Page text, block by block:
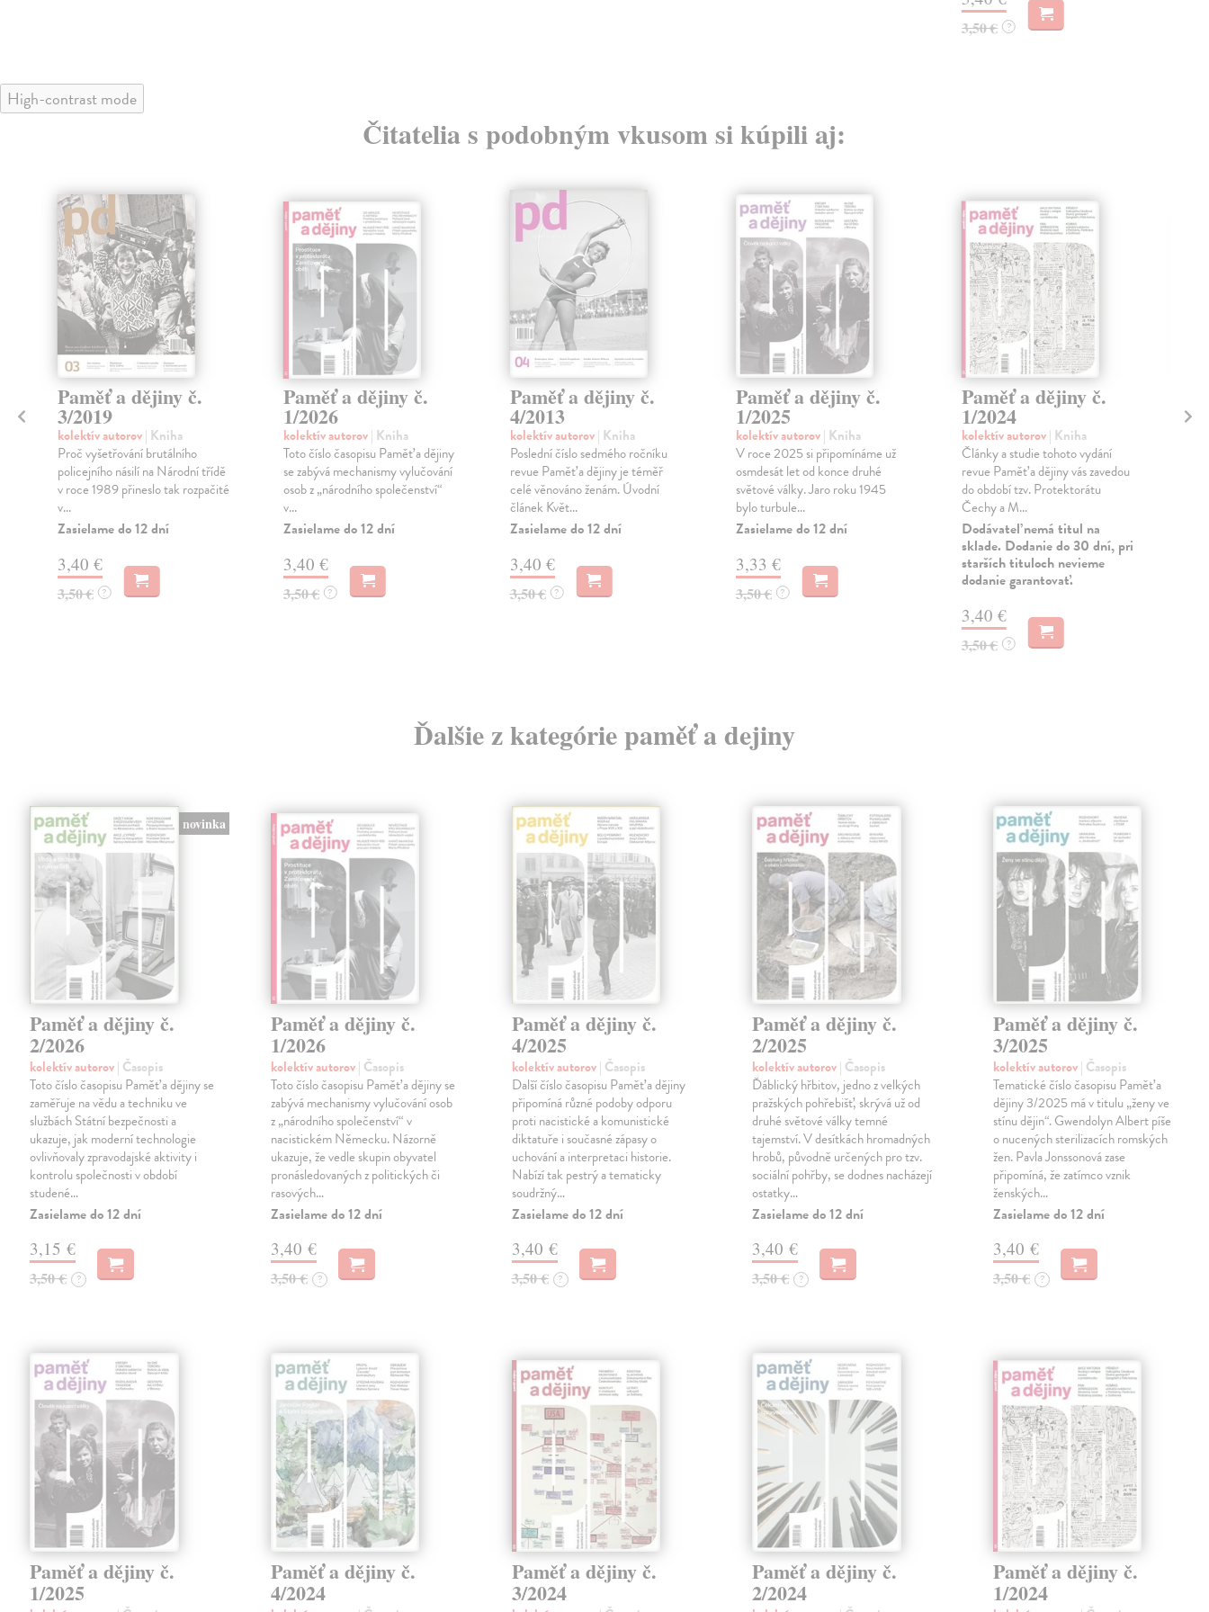
3,50 € ?
High-contrast mode
Čitatelia s podobným vkusom si kúpili aj:
Paměť a dějiny č.
3/2019
kolektív autorov| Kniha
Proč vyšetřování brutálního
policejního násilí na Národní třídě
v roce 1989 přineslo tak rozpačité
v...
Zasielame do 12 dní
3,40 €
3,50 € ?
Paměť a dějiny č.
1/2026
kolektív autorov| Kniha
Toto číslo časopisu Paměť a dějiny
se zabývá mechanismy vylučování
osob z „národního společenství“
v...
Zasielame do 12 dní
3,40 €
3,50 € ?
Paměť a dějiny č.
4/2013
kolektív autorov| Kniha
Poslední číslo sedmého ročníku
revue Paměť a dějiny je téměř
celé věnováno ženám. Úvodní
článek Květ...
Zasielame do 12 dní
3,40 €
3,50 € ?
Paměť a dějiny č.
1/2025
kolektív autorov| Kniha
V roce 2025 si připomínáme už
osmdesát let od konce druhé
světové války. Jaro roku 1945
bylo turbule...
Zasielame do 12 dní
3,33 €
3,50 € ?
Paměť a dějiny č.
1/2024
kolektív autorov| Kniha
Články a studie tohoto vydání
revue Paměť a dějiny vás zavedou
do období tzv. Protektorátu
Čechy a M...
Dodávateľ nemá titul na
sklade. Dodanie do 30 dní, pri
starších tituloch nevieme
dodanie garantovať.
3,40 €
3,50 € ?
3/
Ďalšie z kategórie paměť a dejiny
novinka
Paměť a dějiny č.
2/2026
kolektív autorov| Časopis
Toto číslo časopisu Paměť a dějiny se
zaměřuje na vědu a techniku ve
službách Státní bezpečnosti a
ukazuje, jak moderní technologie
ovlivňovaly zpravodajské aktivity i
kontrolu společnosti v období
studené…
Zasielame do 12 dní
3,15 €
3,50 € ?
Paměť a dějiny č.
1/2026
kolektív autorov| Časopis
Toto číslo časopisu Paměť a dějiny se
zabývá mechanismy vylučování osob
z „národního společenství“ v
nacistickém Německu. Názorně
ukazuje, že vedle skupin obyvatel
pronásledovaných z politických či
rasových…
Zasielame do 12 dní
3,40 €
3,50 € ?
Paměť a dějiny č.
4/2025
kolektív autorov| Časopis
Další číslo časopisu Paměť a dějiny
připomíná různé podoby odporu
proti nacistické a komunistické
diktatuře i současné zápasy o
uchování a interpretaci historie.
Nabízí tak pestrý a tematicky
soudržný…
Zasielame do 12 dní
3,40 €
3,50 € ?
Paměť a dějiny č.
2/2025
kolektív autorov| Časopis
Ďáblický hřbitov, jedno z velkých
pražských pohřebišť, skrývá už od
druhé světové války temné
tajemství. V desítkách hromadných
hrobů, původně určených pro tzv.
sociální pohřby, se dodnes nacházejí
ostatky…
Zasielame do 12 dní
3,40 €
3,50 € ?
Paměť a dějiny č.
3/2025
kolektív autorov| Časopis
Tematické číslo časopisu Paměť a
dějiny 3/2025 má v titulu „ženy ve
stínu dějin“. Gwendolyn Albert píše
o nucených sterilizacích romských
žen. Pavla Jonssonová zase
připomíná, že zatímco vznik
ženských…
Zasielame do 12 dní
3,40 €
3,50 € ?
Paměť a dějiny č.
1/2025
Paměť a dějiny č.
4/2024
Paměť a dějiny č.
3/2024
Paměť a dějiny č.
2/2024
Paměť a dějiny č.
1/2024